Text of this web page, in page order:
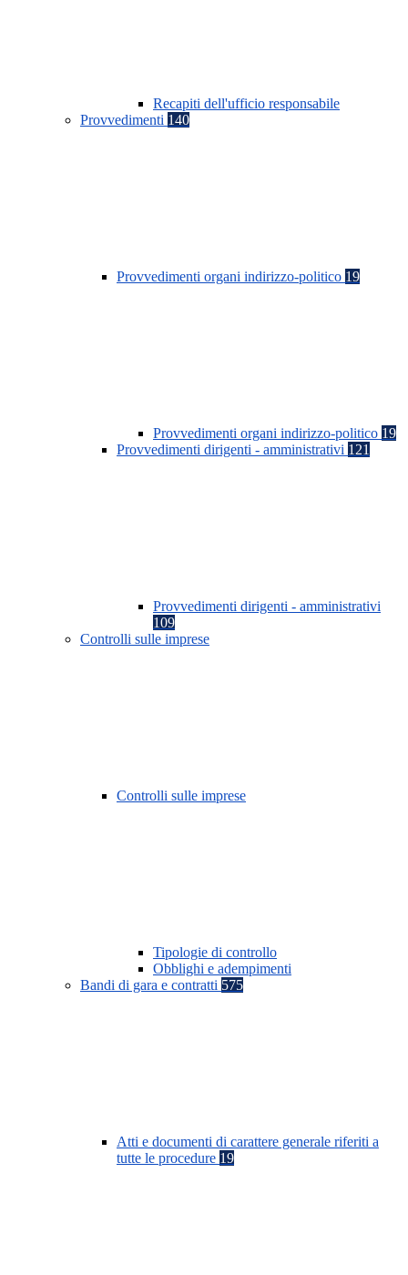
Recapiti dell'ufficio responsabile
Provvedimenti 140
Provvedimenti organi indirizzo-politico 19
Provvedimenti organi indirizzo-politico 19
Provvedimenti dirigenti - amministrativi 121
Provvedimenti dirigenti - amministrativi
109
Controlli sulle imprese
Controlli sulle imprese
Tipologie di controllo
Obblighi e adempimenti
Bandi di gara e contratti 575
Atti e documenti di carattere generale riferiti a
tutte le procedure 19